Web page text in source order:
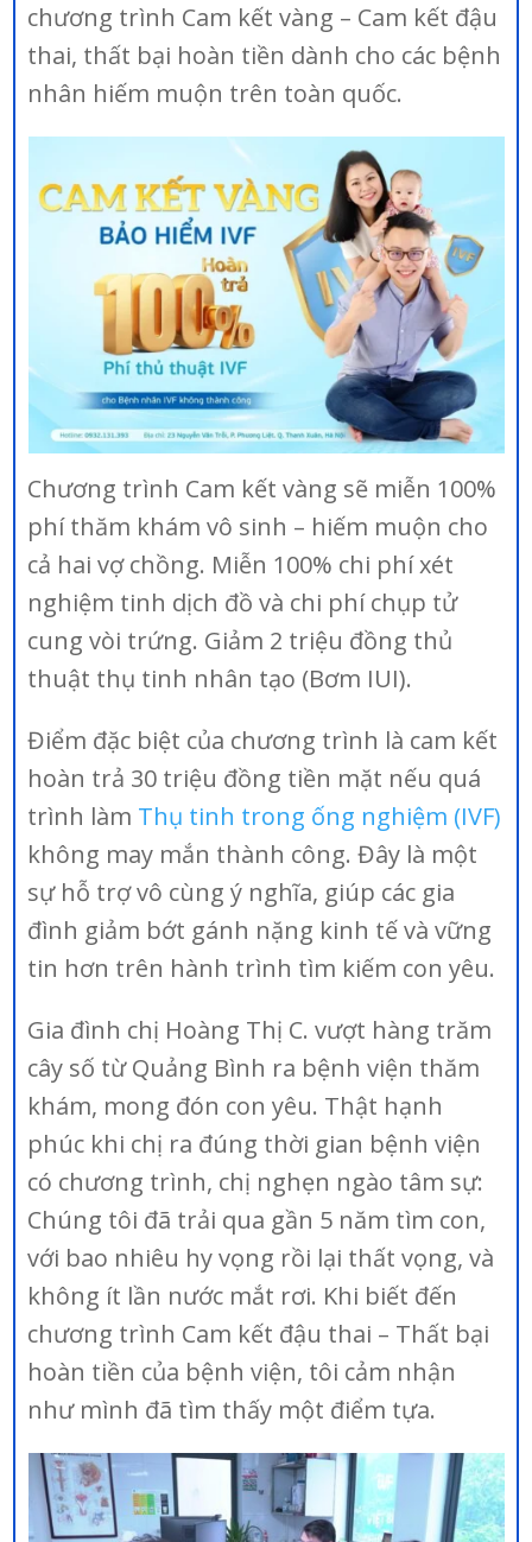
chương trình Cam kết vàng – Cam kết đậu
thai, thất bại hoàn tiền dành cho các bệnh
nhân hiếm muộn trên toàn quốc.
Chương trình Cam kết vàng sẽ miễn 100%
phí thăm khám vô sinh – hiếm muộn cho
cả hai vợ chồng. Miễn 100% chi phí xét
nghiệm tinh dịch đồ và chi phí chụp tử
cung vòi trứng. Giảm 2 triệu đồng thủ
thuật thụ tinh nhân tạo (Bơm IUI).
Điểm đặc biệt của chương trình là cam kết
hoàn trả 30 triệu đồng tiền mặt nếu quá
trình làm Thụ tinh trong ống nghiệm (IVF)
không may mắn thành công. Đây là một
sự hỗ trợ vô cùng ý nghĩa, giúp các gia
đình giảm bớt gánh nặng kinh tế và vững
tin hơn trên hành trình tìm kiếm con yêu.
Gia đình chị Hoàng Thị C. vượt hàng trăm
cây số từ Quảng Bình ra bệnh viện thăm
khám, mong đón con yêu. Thật hạnh
phúc khi chị ra đúng thời gian bệnh viện
có chương trình, chị nghẹn ngào tâm sự:
Chúng tôi đã trải qua gần 5 năm tìm con,
với bao nhiêu hy vọng rồi lại thất vọng, và
không ít lần nước mắt rơi. Khi biết đến
chương trình Cam kết đậu thai – Thất bại
hoàn tiền của bệnh viện, tôi cảm nhận
như mình đã tìm thấy một điểm tựa.